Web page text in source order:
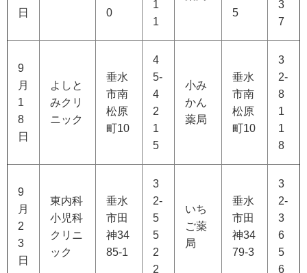
日
0
1
1
5
3
7
9
月
1
8
日
よしと
みクリ
ニック
垂水
市南
松原
町10
4
5-
4
2
1
5
小み
かん
薬局
垂水
市南
松原
町10
3
2-
8
1
1
8
9
月
2
3
日
東内科
小児科
クリニ
ック
垂水
市田
神34
85-1
3
2-
5
5
2
2
いち
ご薬
局
垂水
市田
神34
79-3
3
2-
3
6
5
6